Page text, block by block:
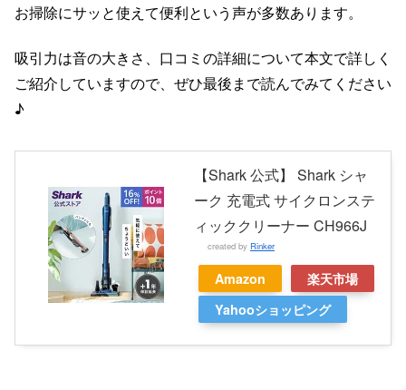
お掃除にサッと使えて便利という声が多数あります。
吸引力は音の大きさ、口コミの詳細について本文で詳しく
ご紹介していますので、ぜひ最後まで読んでみてください
♪
【Shark 公式】 Shark シャ
ーク 充電式 サイクロンステ
ィッククリーナー CH966J
created by Rinker
Amazon
楽天市場
Yahooショッピング